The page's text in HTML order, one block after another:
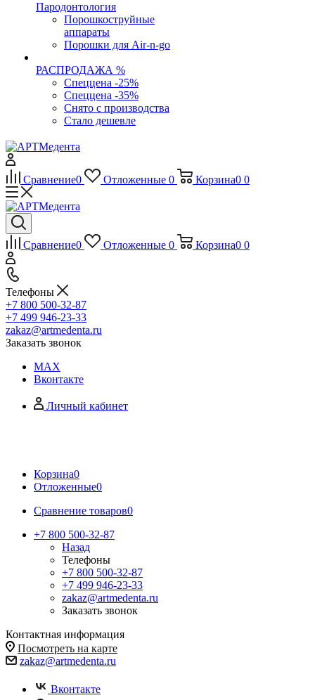
Пародонтология
Порошкоструйные
аппараты
Порошки для Air-n-go
РАСПРОДАЖА %
Спеццена -25%
Спеццена -35%
Снято с производства
Стало дешевле
Сравнение0 Отложенные 0 Корзина0 0
Сравнение0 Отложенные 0 Корзина0 0
Телефоны
+7 800 500-32-87
+7 499 946-23-33
zakaz@artmedenta.ru
Заказать звонок
MAX
Вконтакте
Личный кабинет
Корзина0
Отложенные0
Сравнение товаров0
+7 800 500-32-87
Назад
Телефоны
+7 800 500-32-87
+7 499 946-23-33
zakaz@artmedenta.ru
Заказать звонок
Контактная информация
Посмотреть на карте
zakaz@artmedenta.ru
Вконтакте